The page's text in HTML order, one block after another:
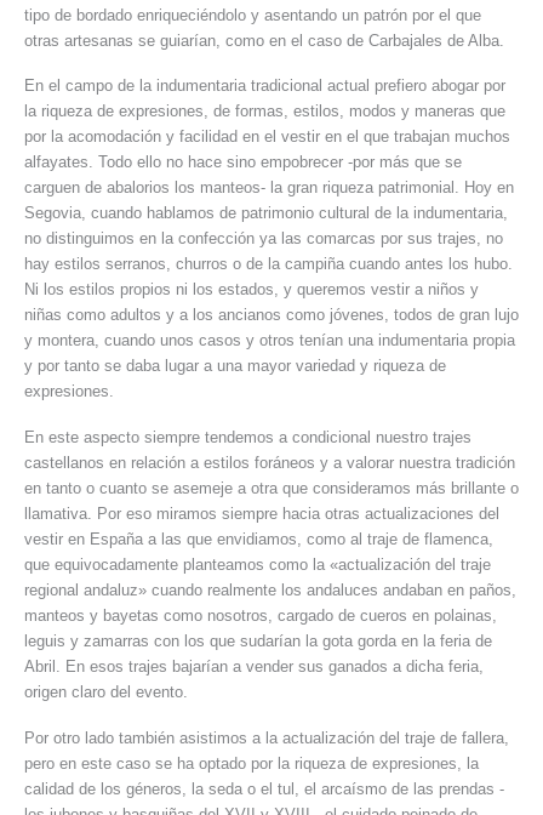
tipo de bordado enriqueciéndolo y asentando un patrón por el que
otras artesanas se guiarían, como en el caso de Carbajales de Alba.
En el campo de la indumentaria tradicional actual prefiero abogar por
la riqueza de expresiones, de formas, estilos, modos y maneras que
por la acomodación y facilidad en el vestir en el que trabajan muchos
alfayates. Todo ello no hace sino empobrecer -por más que se
carguen de abalorios los manteos- la gran riqueza patrimonial. Hoy en
Segovia, cuando hablamos de patrimonio cultural de la indumentaria,
no distinguimos en la confección ya las comarcas por sus trajes, no
hay estilos serranos, churros o de la campiña cuando antes los hubo.
Ni los estilos propios ni los estados, y queremos vestir a niños y
niñas como adultos y a los ancianos como jóvenes, todos de gran lujo
y montera, cuando unos casos y otros tenían una indumentaria propia
y por tanto se daba lugar a una mayor variedad y riqueza de
expresiones.
En este aspecto siempre tendemos a condicional nuestro trajes
castellanos en relación a estilos foráneos y a valorar nuestra tradición
en tanto o cuanto se asemeje a otra que consideramos más brillante o
llamativa. Por eso miramos siempre hacia otras actualizaciones del
vestir en España a las que envidiamos, como al traje de flamenca,
que equivocadamente planteamos como la «actualización del traje
regional andaluz» cuando realmente los andaluces andaban en paños,
manteos y bayetas como nosotros, cargado de cueros en polainas,
leguis y zamarras con los que sudarían la gota gorda en la feria de
Abril. En esos trajes bajarían a vender sus ganados a dicha feria,
origen claro del evento.
Por otro lado también asistimos a la actualización del traje de fallera,
pero en este caso se ha optado por la riqueza de expresiones, la
calidad de los géneros, la seda o el tul, el arcaísmo de las prendas -